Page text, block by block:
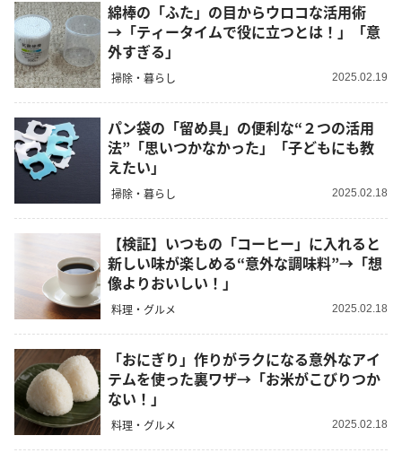
綿棒の「ふた」の目からウロコな活用術
→「ティータイムで役に立つとは！」「意
外すぎる」
掃除・暮らし 2025.02.19
パン袋の「留め具」の便利な“２つの活用
法”「思いつかなかった」「子どもにも教
えたい」
掃除・暮らし 2025.02.18
【検証】いつもの「コーヒー」に入れると
新しい味が楽しめる“意外な調味料”→「想
像よりおいしい！」
料理・グルメ 2025.02.18
「おにぎり」作りがラクになる意外なアイ
テムを使った裏ワザ→「お米がこびりつか
ない！」
料理・グルメ 2025.02.18